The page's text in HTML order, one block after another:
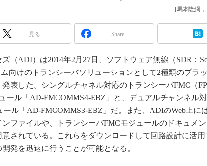
データロガーの基礎知識
グ設計のきほん／ADCとノイ
mesh入門
の仕組みとその活用設計」
一覧
ーカーから見た5G
Cの登場で評価試験はど
る？
の無線規格を知る【Thread
[馬本隆綱，
見る Share
（ADI）は2014年2月27日、ソフトウェア無線（SDR：
ム向けのトランシーバソリューションとして2種類のプラ
表した。シングルチャネル対応のトランシーバFMC（
ール「AD-FMCOMMS4-EBZ」と、デュアルチャンネル
ール「AD-FMCOMMS3-EBZ」だ。また、ADIのWeb上に
ファイルや、トランシーバFMCモジュールのドキュメ
されている。これらをダウンロードして回路設計に活用
発を迅速に行うことが可能となる。